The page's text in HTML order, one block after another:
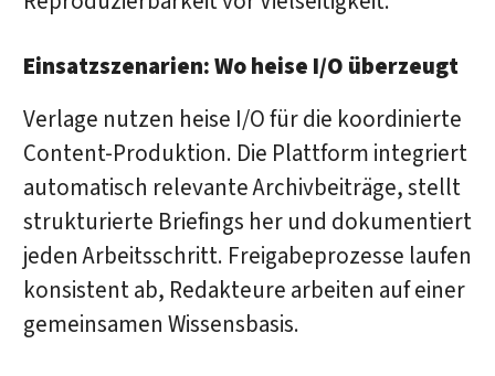
Einsatzszenarien: Wo heise I/O überzeugt
Verlage nutzen heise I/O für die koordinierte
Content-Produktion. Die Plattform integriert
automatisch relevante Archivbeiträge, stellt
strukturierte Briefings her und dokumentiert
jeden Arbeitsschritt. Freigabeprozesse laufen
konsistent ab, Redakteure arbeiten auf einer
gemeinsamen Wissensbasis.